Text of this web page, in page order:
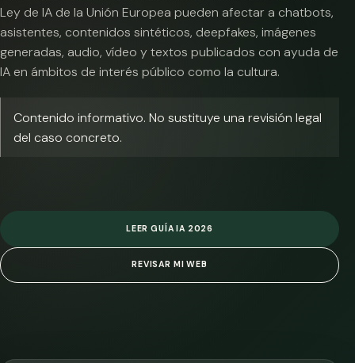
Ley de IA de la Unión Europea pueden afectar a chatbots,
asistentes, contenidos sintéticos, deepfakes, imágenes
generadas, audio, vídeo y textos publicados con ayuda de
IA en ámbitos de interés público como la cultura.
Contenido informativo. No sustituye una revisión legal
del caso concreto.
LEER GUÍA IA 2026
REVISAR MI WEB